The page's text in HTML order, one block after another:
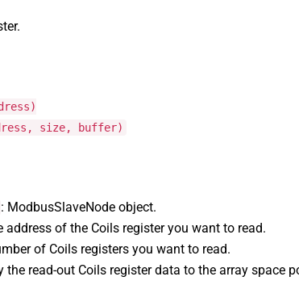
size, buffer)
: ModbusSlaveNode object.
address of the Coils register you want to read.
of Coils registers you want to read.
the read-out Coils register data to the array space